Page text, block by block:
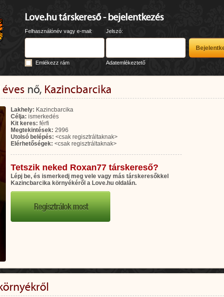
Love.hu társkereső - bejelentkezés
Felhasználónév vagy e-mail: Jelszó:
Emlékezz rám Adatemlékeztető
éves nő, Kazincbarcika
Lakhely: Kazincbarcika
Célja: ismerkedés
Kit keres: férfi
Megtekintések: 2996
Utolsó belépés: <csak regisztráltaknak>
Elérhetőségek: <csak regisztráltaknak>
Tetszik neked Roxan77 társkereső?
Lépj be, és ismerkedj meg vele vagy más társkeresőkkel
Kazincbarcika környékéről a Love.hu oldalán.